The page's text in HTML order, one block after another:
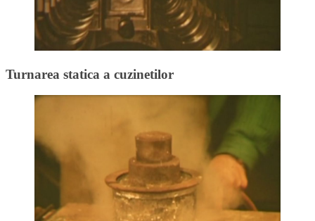
Turnarea statica a cuzinetilor